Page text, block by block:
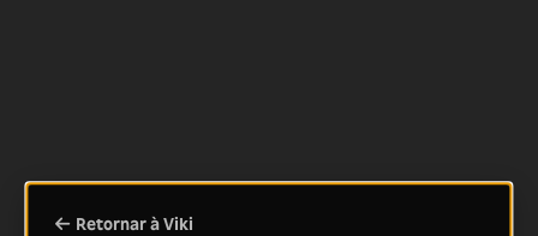
Retornar à Viki